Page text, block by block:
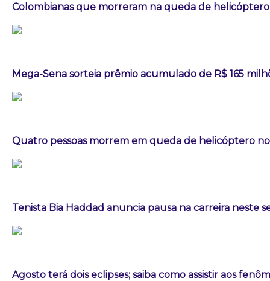
Colombianas que morreram na queda de
Mega-Sena sorteia prêmio acumulado de R$ 165
Quatro pessoas morrem em queda de helicóptero
Tenista Bia Haddad anuncia pausa na carreira neste
Agosto terá dois eclipses; saiba como assistir aos